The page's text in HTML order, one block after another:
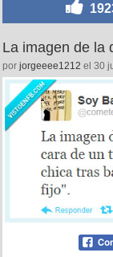
La imagen de la
por jorgeeee1212 el 30